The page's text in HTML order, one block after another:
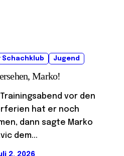
Schachklub Jugend
Marko!
vor den
hat er noch
dann sagte Marko
dem...
2, 2026